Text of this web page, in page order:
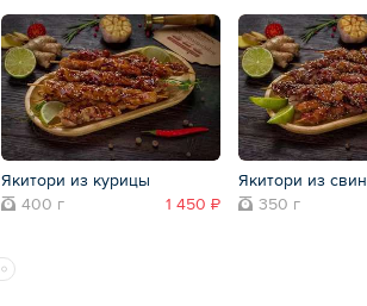
Якитори из курицы
400 г
1 450 ₽
Якитори из
350 г